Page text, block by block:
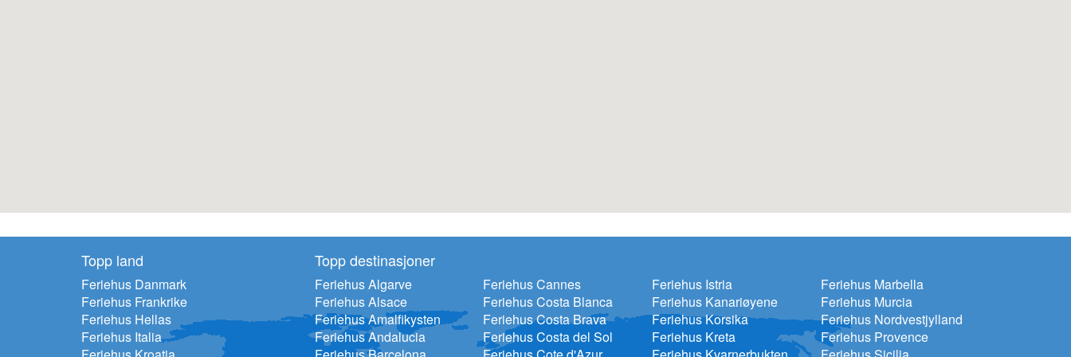
Topp land
Feriehus Danmark
Feriehus Frankrike
Feriehus Hellas
Feriehus Italia
Topp destinasjoner
Feriehus Algarve
Feriehus Alsace
Feriehus Amalfikysten
Feriehus Andalucia
Feriehus Cannes
Feriehus Costa Blanca
Feriehus Costa Brava
Feriehus Costa del Sol
Feriehus Istria
Feriehus Kanariøyene
Feriehus Korsika
Feriehus Kreta
Feriehus Marbella
Feriehus Murcia
Feriehus Nordvestjylland
Feriehus Provence